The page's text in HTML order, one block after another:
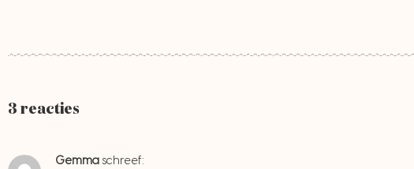
3 reacties
Gemma schreef: